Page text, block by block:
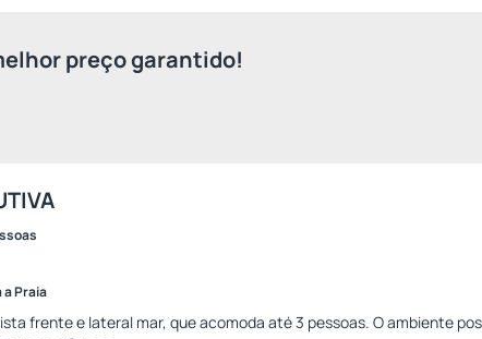
preço garantido!
a Praia
frente e lateral mar, que acomoda até 3 pessoas. O ambiente